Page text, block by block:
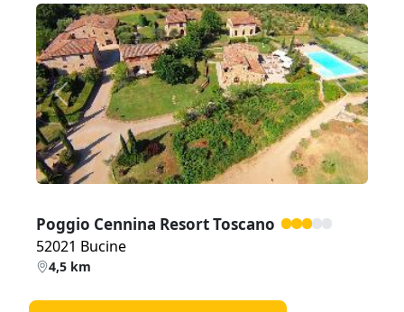
Zurück Weiter
Poggio Cennina Resort Toscano
52021 Bucine
4,5 km